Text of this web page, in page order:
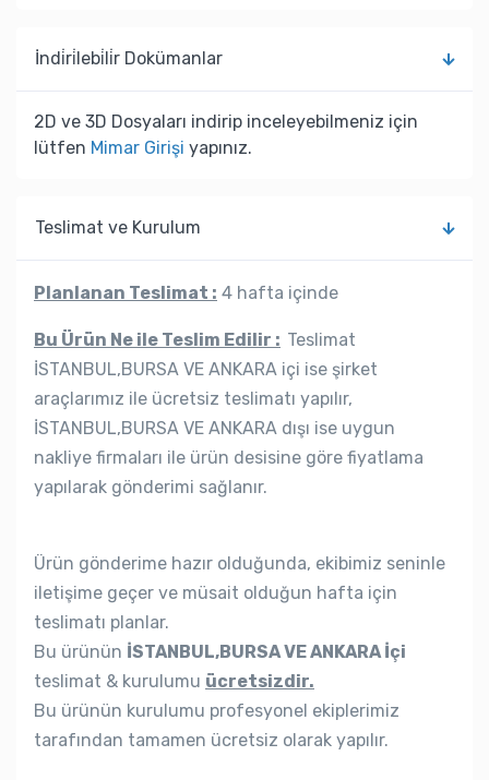
İndi̇ri̇lebi̇li̇r Dokümanlar
2D ve 3D Dosyaları indirip inceleyebilmeniz için
lütfen Mimar Girişi yapınız.
Teslimat ve Kurulum
Planlanan Teslimat : 4 hafta içinde
Bu Ürün Ne ile Teslim Edilir : Teslimat
İSTANBUL,BURSA VE ANKARA içi ise şirket
araçlarımız ile ücretsiz teslimatı yapılır,
İSTANBUL,BURSA VE ANKARA dışı ise uygun
nakliye firmaları ile ürün desisine göre fiyatlama
yapılarak gönderimi sağlanır.
Ürün gönderime hazır olduğunda, ekibimiz seninle
iletişime geçer ve müsait olduğun hafta için
teslimatı planlar.
Bu ürünün İSTANBUL,BURSA VE ANKARA İçi
teslimat & kurulumu ücretsizdir.
Bu ürünün kurulumu profesyonel ekiplerimiz
tarafından tamamen ücretsiz olarak yapılır.